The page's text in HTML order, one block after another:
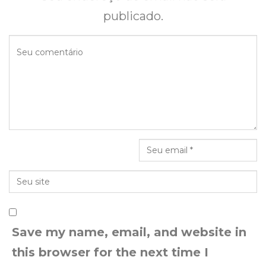
publicado.
Save my name, email, and website in
this browser for the next time I